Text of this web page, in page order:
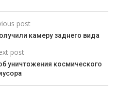
post
камеру заднего вида
post
уничтожения космического